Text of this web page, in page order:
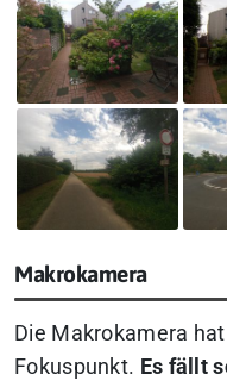
Makrokamera
Die Makrokamera
Fokuspunkt. Es fällt